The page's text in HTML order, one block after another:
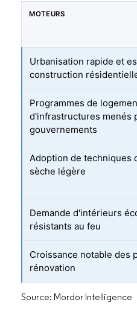
MOTEURS
Urbanisation rapide et
construction
Programmes de
d'infrastructures menés
gouvernements
Adoption de techniques
sèche légère
Demande d'intérieurs
résistants au feu
Croissance notable des
rénovation
Source: Mordor Intelligence